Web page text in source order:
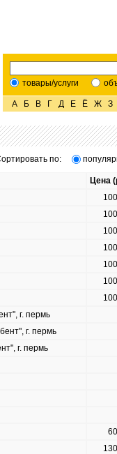
товары/услуги
А Б В Г Д Е Ё Ж З
по:
Цена
г. пермь
г. пермь
г. пермь